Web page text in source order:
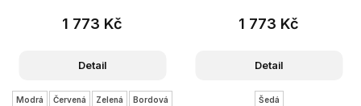
1 773 Kč
Detail
Modrá Červená Zelená Bordová
1 773 Kč
Detail
Šedá